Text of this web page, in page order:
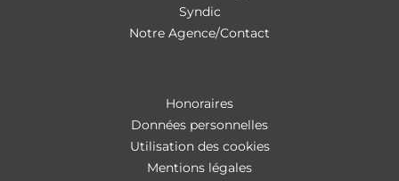
Syndic
Notre Agence/Contact
Honoraires
Données personnelles
Utilisation des cookies
Mentions légales